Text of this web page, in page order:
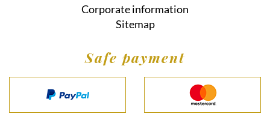
Corporate information
Sitemap
Safe payment